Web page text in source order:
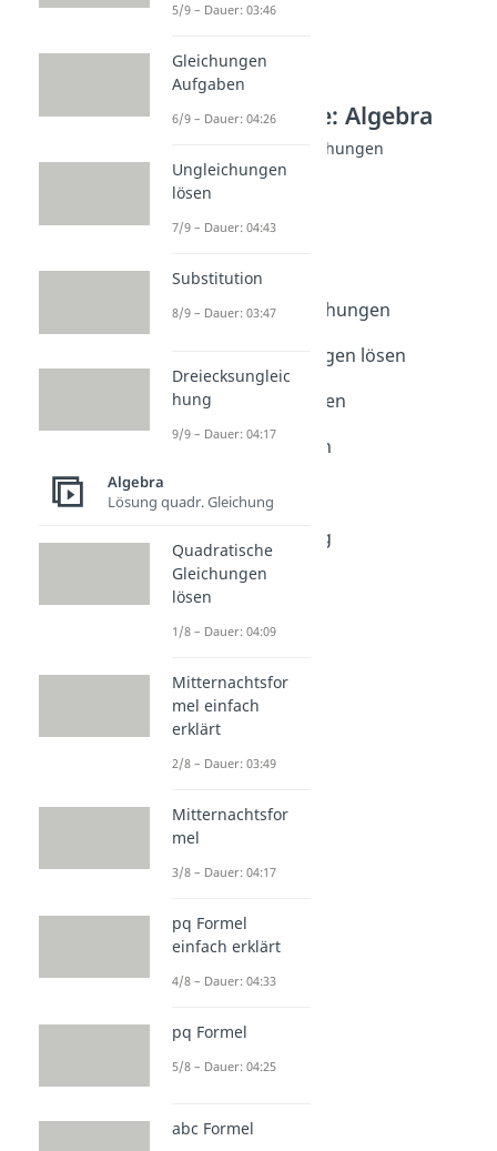
Weitere Inhalte: Algebra
Gleichungen & Ungleichungen
Bruchgleichungen
Dauer: 04:03
Wurzelgleichungen
Dauer: 04:47
Biquadratische Gleichungen
Exponentialgleichungen lösen
Dauer: 03:46
Gleichungen Aufgaben
Ungleichungen lösen
Substitution
Dauer: 03:47
Dreiecksungleichung
Dauer: 04:17
5/9 – Dauer: 03:46
Gleichungen
Aufgaben
6/9 – Dauer: 04:26
Ungleichungen
lösen
7/9 – Dauer: 04:43
Substitution
8/9 – Dauer: 03:47
Dreiecksungleic
hung
9/9 – Dauer: 04:17
Algebra
Lösung quadr. Gleichung
Quadratische
Gleichungen
lösen
1/8 – Dauer: 04:09
Mitternachtsfor
mel einfach
erklärt
2/8 – Dauer: 03:49
Mitternachtsfor
mel
3/8 – Dauer: 04:17
pq Formel
einfach erklärt
4/8 – Dauer: 04:33
pq Formel
5/8 – Dauer: 04:25
abc Formel